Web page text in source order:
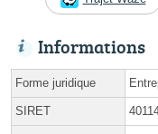
Informations
Forme juridique
SIRET